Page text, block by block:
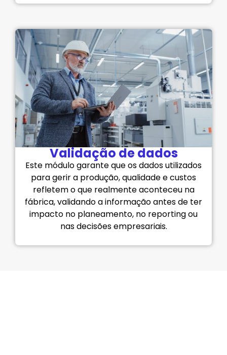
Validação de dados
Este módulo garante que os dados utilizados
para gerir a produção, qualidade e custos
refletem o que realmente aconteceu na
fábrica, validando a informação antes de ter
impacto no planeamento, no reporting ou
nas decisões empresariais.